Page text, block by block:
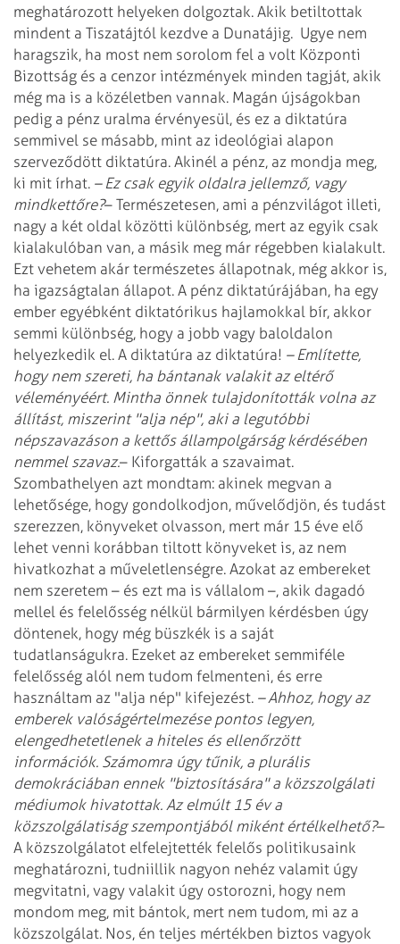
meghatározott helyeken dolgoztak. Akik betiltottak
mindent a Tiszatájtól kezdve a Dunatájig. Ugye nem
haragszik, ha most nem sorolom fel a volt Központi
Bizottság és a cenzor intézmények minden tagját, akik
még ma is a közéletben vannak. Magán újságokban
pedig a pénz uralma érvényesül, és ez a diktatúra
semmivel se másabb, mint az ideológiai alapon
szerveződött diktatúra. Akinél a pénz, az mondja meg,
ki mit írhat. – Ez csak egyik oldalra jellemző, vagy
mindkettőre?– Természetesen, ami a pénzvilágot illeti,
nagy a két oldal közötti különbség, mert az egyik csak
kialakulóban van, a másik meg már régebben kialakult.
Ezt vehetem akár természetes állapotnak, még akkor is,
ha igazságtalan állapot. A pénz diktatúrájában, ha egy
ember egyébként diktatórikus hajlamokkal bír, akkor
semmi különbség, hogy a jobb vagy baloldalon
helyezkedik el. A diktatúra az diktatúra! – Említette,
hogy nem szereti, ha bántanak valakit az eltérő
véleményéért. Mintha önnek tulajdonították volna az
állítást, miszerint "alja nép", aki a legutóbbi
népszavazáson a kettős állampolgárság kérdésében
nemmel szavaz.– Kiforgatták a szavaimat.
Szombathelyen azt mondtam: akinek megvan a
lehetősége, hogy gondolkodjon, művelődjön, és tudást
szerezzen, könyveket olvasson, mert már 15 éve elő
lehet venni korábban tiltott könyveket is, az nem
hivatkozhat a műveletlenségre. Azokat az embereket
nem szeretem – és ezt ma is vállalom –, akik dagadó
mellel és felelősség nélkül bármilyen kérdésben úgy
döntenek, hogy még büszkék is a saját
tudatlanságukra. Ezeket az embereket semmiféle
felelősség alól nem tudom felmenteni, és erre
használtam az "alja nép" kifejezést. – Ahhoz, hogy az
emberek valóságértelmezése pontos legyen,
elengedhetetlenek a hiteles és ellenőrzött
információk. Számomra úgy tűnik, a plurális
demokráciában ennek "biztosítására" a közszolgálati
médiumok hivatottak. Az elmúlt 15 év a
közszolgálatiság szempontjából miként értélkelhető?–
A közszolgálatot elfelejtették felelős politikusaink
meghatározni, tudniillik nagyon nehéz valamit úgy
megvitatni, vagy valakit úgy ostorozni, hogy nem
mondom meg, mit bántok, mert nem tudom, mi az a
közszolgálat. Nos, én teljes mértékben biztos vagyok